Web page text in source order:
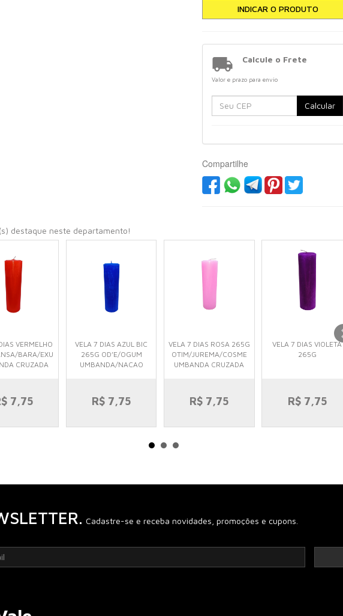
 Calcule o Frete
Valor e prazo para envio
Calcular
Compartilhe
destaque neste departamento!
VERMELHO
BARA/EXU
CRUZADA
7,75
VELA 7 DIAS AZUL BIC
265G OD’E/OGUM
UMBANDA/NACAO
R$ 7,75
VELA 7 DIAS ROSA 265G
OTIM/JUREMA/COSME
UMBANDA CRUZADA
R$ 7,75
VELA 7 DIAS VIOLETA
265G
R$ 7,75
Cadastre-se e receba novidades, promoções e cupons.